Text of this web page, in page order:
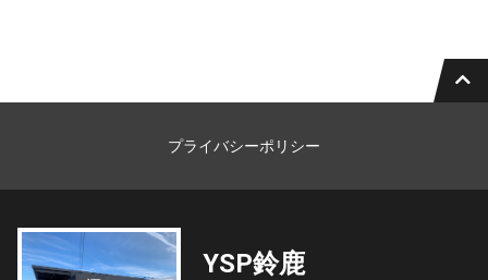
プライバシーポリシー
YSP鈴鹿